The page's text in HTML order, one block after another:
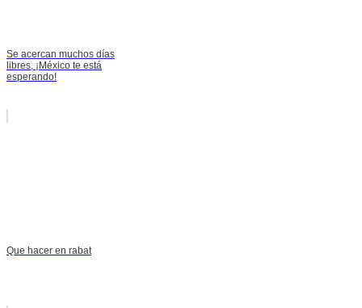
Se acercan muchos días
libres, ¡México te está
esperando!
Que hacer en rabat